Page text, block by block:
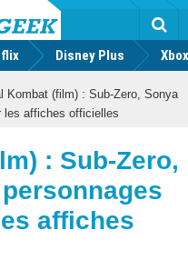
Disney Plus
Kombat (film) : Sub-Zero, Sonya
les affiches officielles
: Sub-Zero,
affiches
Youtube